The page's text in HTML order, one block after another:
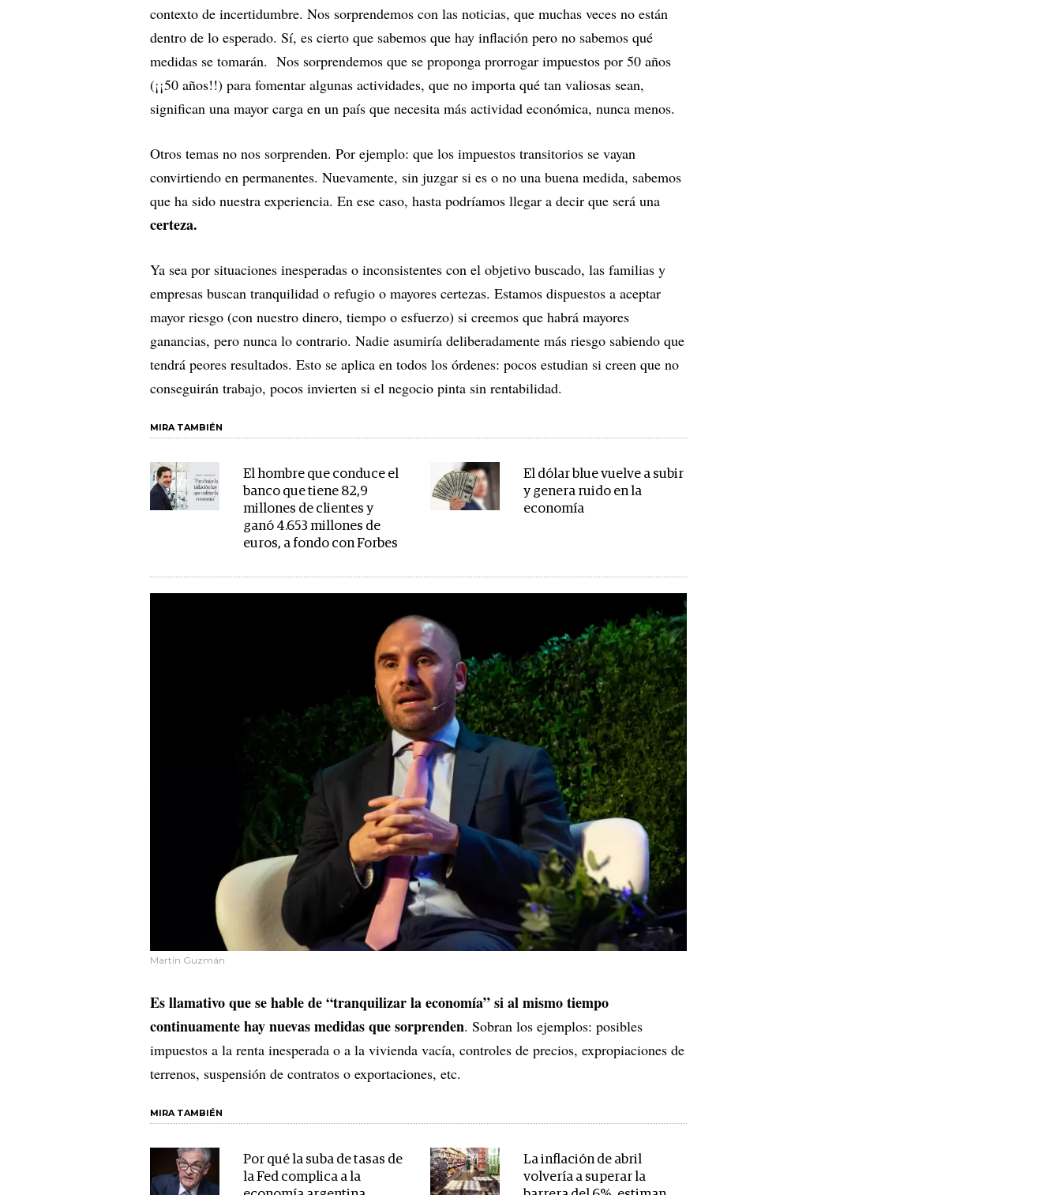
contexto de incertidumbre. Nos sorprendemos con las noticias, que muchas veces no están
dentro de lo esperado. Sí, es cierto que sabemos que hay inflación pero no sabemos qué
medidas se tomarán. Nos sorprendemos que se proponga prorrogar impuestos por 50 años
(¡¡50 años!!) para fomentar algunas actividades, que no importa qué tan valiosas sean,
significan una mayor carga en un país que necesita más actividad económica, nunca menos.
Otros temas no nos sorprenden. Por ejemplo: que los impuestos transitorios se vayan
convirtiendo en permanentes. Nuevamente, sin juzgar si es o no una buena medida, sabemos
que ha sido nuestra experiencia. En ese caso, hasta podríamos llegar a decir que será una
certeza.
Ya sea por situaciones inesperadas o inconsistentes con el objetivo buscado, las familias y
empresas buscan tranquilidad o refugio o mayores certezas. Estamos dispuestos a aceptar
mayor riesgo (con nuestro dinero, tiempo o esfuerzo) si creemos que habrá mayores
ganancias, pero nunca lo contrario. Nadie asumiría deliberadamente más riesgo sabiendo que
tendrá peores resultados. Esto se aplica en todos los órdenes: pocos estudian si creen que no
conseguirán trabajo, pocos invierten si el negocio pinta sin rentabilidad.
MIRA TAMBIÉN
El hombre que conduce el
banco que tiene 82,9
millones de clientes y
ganó 4.653 millones de
euros, a fondo con Forbes
El dólar blue vuelve a subir
y genera ruido en la
economía
Martín Guzmán
Es llamativo que se hable de “tranquilizar la economía” si al mismo tiempo
continuamente hay nuevas medidas que sorprenden. Sobran los ejemplos: posibles
impuestos a la renta inesperada o a la vivienda vacía, controles de precios, expropiaciones de
terrenos, suspensión de contratos o exportaciones, etc.
MIRA TAMBIÉN
Por qué la suba de tasas de
la Fed complica a la
La inflación de abril
volvería a superar la